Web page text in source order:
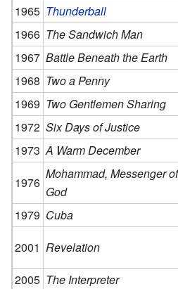
1965 Thunderball
1966 The Sandwich Man
1967 Battle Beneath the Earth
1968 Two a Penny
1969 Two Gentlemen Sharing
1972 Six Days of Justice
1973 A Warm December
1976
Mohammad, Messenger of
God
1979 Cuba
2001 Revelation
2005 The Interpreter